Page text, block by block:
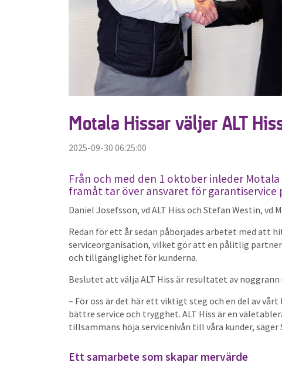
Motala Hissar väljer ALT
2025-09-30 06:25:00
Från och med den 1 oktober inleder
framåt tar över ansvaret för garantiservice
Daniel Josefsson, vd ALT Hiss och Stefan Westin,
Redan för ett år sedan påbörjades arbetet med att
serviceorganisation, vilket gör att en pålitlig
och tillgänglighet för kunderna.
Beslutet att välja ALT Hiss är resultatet av
– För oss är det här ett viktigt steg och en del av
bättre service och trygghet. ALT Hiss är en
tillsammans höja servicenivån till våra kunder, säger
Ett samarbete som skapar mervärde